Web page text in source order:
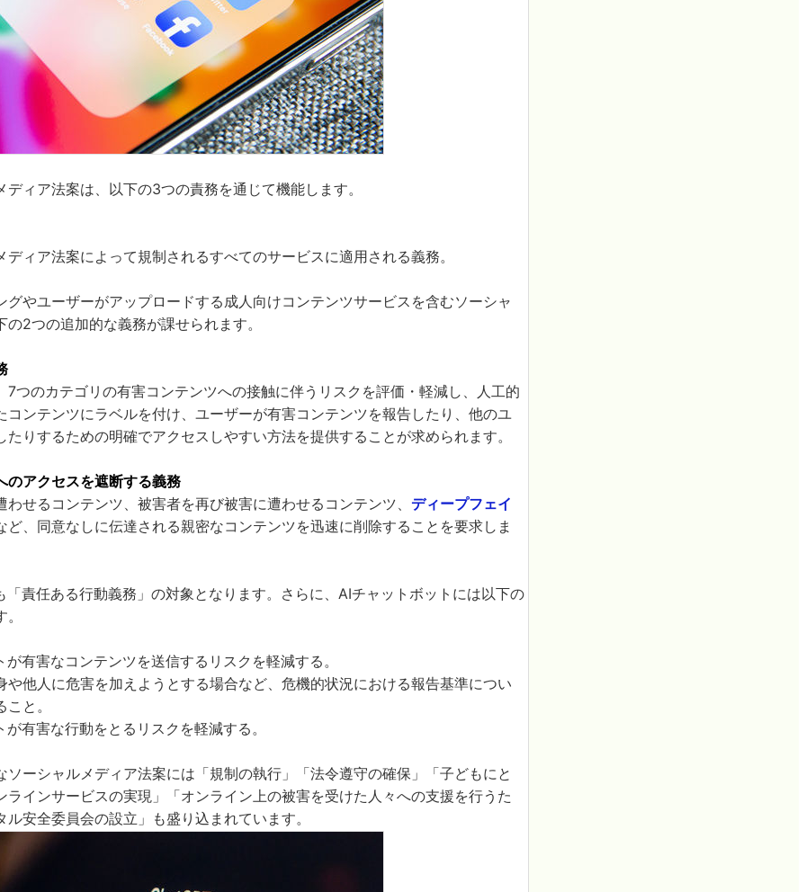
ディア法案は、以下の3つの責務を通じて機能します。
ディア法案によって規制されるすべてのサービスに適用される義務。
グやユーザーがアップロードする成人向けコンテンツサービスを含むソーシャ
2つの追加的な義務が課せられます。
7つのカテゴリの有害コンテンツへの接触に伴うリスクを評価・軽減し、人工的
コンテンツにラベルを付け、ユーザーが有害コンテンツを報告したり、他のユ
たりするための明確でアクセスしやすい方法を提供することが求められます。
のアクセスを遮断する義務
わせるコンテンツ、被害者を再び被害に遭わせるコンテンツ、 ディープフェイ
ど、同意なしに伝達される親密なコンテンツを迅速に削除することを要求しま
「責任ある行動義務」の対象となります。さらに、AIチャットボットには以下の
有害なコンテンツを送信するリスクを軽減する。
や他人に危害を加えようとする場合など、危機的状況における報告基準につい
と。
有害な行動をとるリスクを軽減する。
ソーシャルメディア法案には「規制の執行」「法令遵守の確保」「子どもにと
ラインサービスの実現」「オンライン上の被害を受けた人々への支援を行うた
安全委員会の設立」も盛り込まれています。